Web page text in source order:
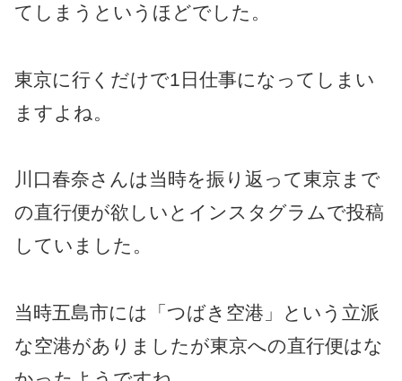
てしまうというほどでした。
東京に行くだけで1日仕事になってしまい
ますよね。
川口春奈さんは当時を振り返って東京まで
の直行便が欲しいとインスタグラムで投稿
していました。
当時五島市には「つばき空港」という立派
な空港がありましたが東京への直行便はな